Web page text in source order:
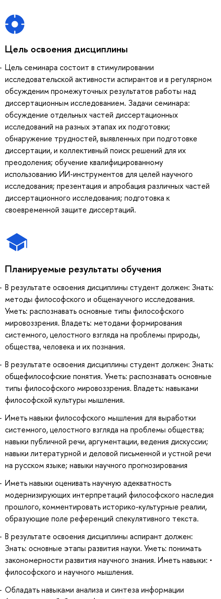
Цель освоения дисциплины
Цель семинара состоит в стимулировании
исследовательской активности аспирантов и в регулярном
обсужденим промежуточных результатов работы над
диссертационным исследованием. Задачи семинара:
обсуждение отдельных частей диссертационных
исследований на разных этапах их подготовки;
обнаружение трудностей, выявленных при подготовке
диссертации, и коллективный поиск решений для их
преодоления; обучение квалифицированному
использованию ИИ-инструментов для целей научного
исследования; презентация и апробация различных частей
диссертационного исследования; подготовка к
своевременной защите диссертаций.
Планируемые результаты обучения
В результате освоения дисциплины студент должен: Знать:
методы философского и общенаучного исследования.
Уметь: распознавать основные типы философского
мировоззрения. Владеть: методами формирования
системного, целостного взгляда на проблемы природы,
общества, человека и их познания.
В результате освоения дисциплины студент должен: Знать:
общефилософские понятия. Уметь: распознавать основные
типы философского мировоззрения. Владеть: навыками
философской культуры мышления.
Иметь навыки философского мышления для выработки
системного, целостного взгляда на проблемы общества;
навыки публичной речи, аргументации, ведения дискуссии;
навыки литературной и деловой письменной и устной речи
на русском языке; навыки научного прогнозирования
Иметь навыки оценивать научную адекватность
модернизирующих интерпретаций философского наследия
прошлого, комментировать историко-культурные реалии,
образующие поле референций спекулятивного текста.
В результате освоения дисциплины аспирант должен:
Знать: основные этапы развития науки. Уметь: понимать
закономерности развития научного знания. Иметь навыки: •
философского и научного мышления.
Обладать навыками анализа и синтеза информации